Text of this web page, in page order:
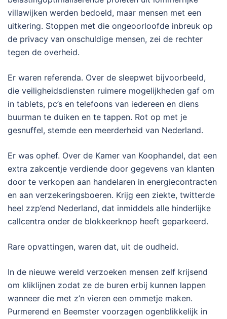
villawijken werden bedoeld, maar mensen met een
uitkering. Stoppen met die ongeoorloofde inbreuk op
de privacy van onschuldige mensen, zei de rechter
tegen de overheid.
Er waren referenda. Over de sleepwet bijvoorbeeld,
die veiligheidsdiensten ruimere mogelijkheden gaf om
in tablets, pc’s en telefoons van iedereen en diens
buurman te duiken en te tappen. Rot op met je
gesnuffel, stemde een meerderheid van Nederland.
Er was ophef. Over de Kamer van Koophandel, dat een
extra zakcentje verdiende door gegevens van klanten
door te verkopen aan handelaren in energiecontracten
en aan verzekeringsboeren. Krijg een ziekte, twitterde
heel zzp’end Nederland, dat inmiddels alle hinderlijke
callcentra onder de blokkeerknop heeft geparkeerd.
Rare opvattingen, waren dat, uit de oudheid.
In de nieuwe wereld verzoeken mensen zelf krijsend
om kliklijnen zodat ze de buren erbij kunnen lappen
wanneer die met z’n vieren een ommetje maken.
Purmerend en Beemster voorzagen ogenblikkelijk in